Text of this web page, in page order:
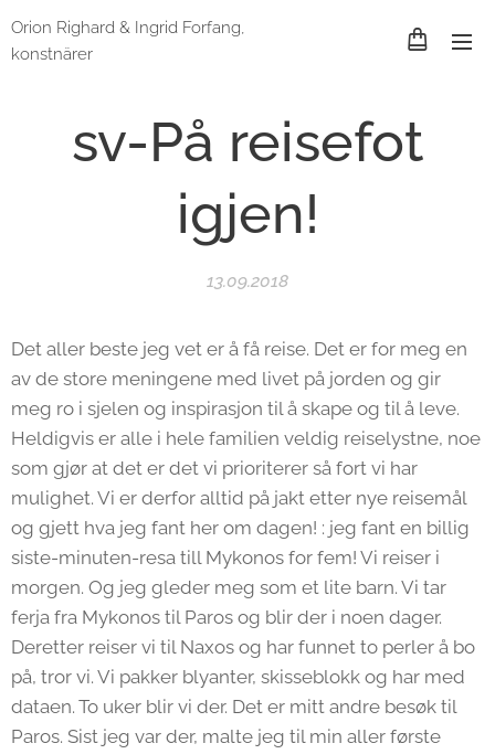
Orion Righard & Ingrid Forfang,
konstnärer
sv-På reisefot
igjen!
13.09.2018
Det aller beste jeg vet er å få reise. Det er for meg en
av de store meningene med livet på jorden og gir
meg ro i sjelen og inspirasjon til å skape og til å leve.
Heldigvis er alle i hele familien veldig reiselystne, noe
som gjør at det er det vi prioriterer så fort vi har
mulighet. Vi er derfor alltid på jakt etter nye reisemål
og gjett hva jeg fant her om dagen! : jeg fant en billig
siste-minuten-resa till Mykonos for fem! Vi reiser i
morgen. Og jeg gleder meg som et lite barn. Vi tar
ferja fra Mykonos til Paros og blir der i noen dager.
Deretter reiser vi til Naxos og har funnet to perler å bo
på, tror vi. Vi pakker blyanter, skisseblokk og har med
dataen. To uker blir vi der. Det er mitt andre besøk til
Paros. Sist jeg var der, malte jeg til min aller første